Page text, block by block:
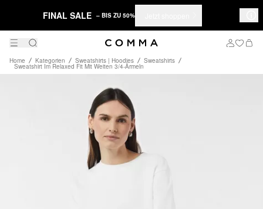
FINAL SALE – BIS ZU 50%
Home Kategorien Sweatshirts | Hoodies Sweatshirts
Sweatshirt Im Relaxed Fit Mit Weiten 3/4-Ärmeln